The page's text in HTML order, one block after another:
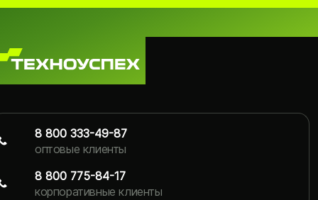
8 800 333-49-87
оптовые клиенты
8 800 775-84-17
корпоративные клиенты